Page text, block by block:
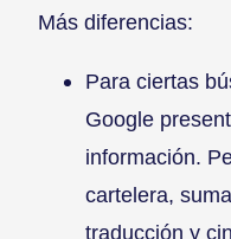
Más diferencias:
Para ciertas
Google
información.
cartelera,
traducción y